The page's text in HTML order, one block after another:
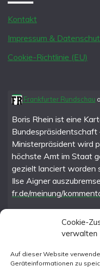
Cookie-
verwalten
Auf dieser Website
Geräteinformationen zu
Kontakt
Impressum &
Cookie-Richtlinie (EU)
Frankfurter Rundschau
Boris Rhein ist eine
Bundespräsidentschaft
Ministerpräsident wird
höchste Amt im Staat
gezielt lanciert worden
Ilse Aigner
fr.de/meinung/